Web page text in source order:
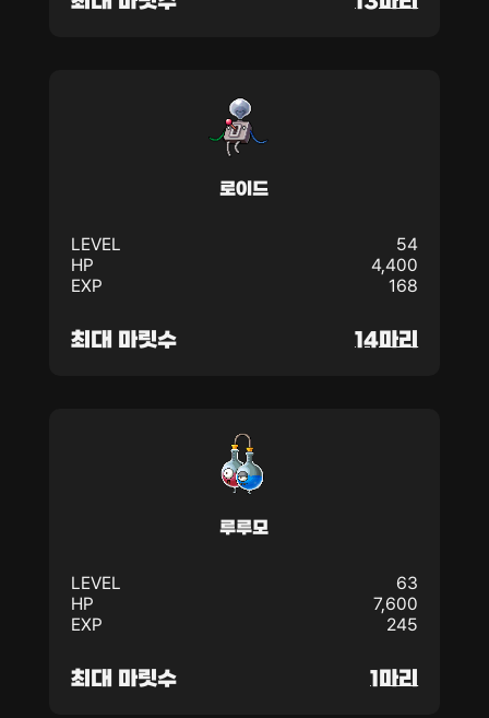
로이드
LEVEL
54
HP
4,400
EXP
168
최대 마릿수 14마리
루루모
LEVEL
63
HP
7,600
EXP
245
최대 마릿수 1마리